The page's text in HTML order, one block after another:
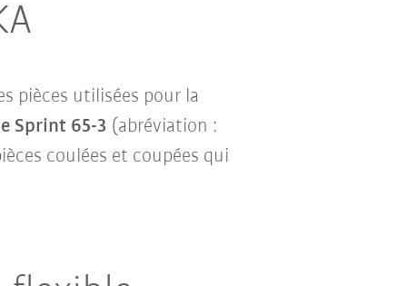
pièces utilisées pour la
Sprint 65-3 (abréviation :
coulées et coupées qui